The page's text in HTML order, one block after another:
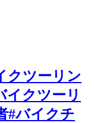
クツーリン
クツーリ
#バイクチ